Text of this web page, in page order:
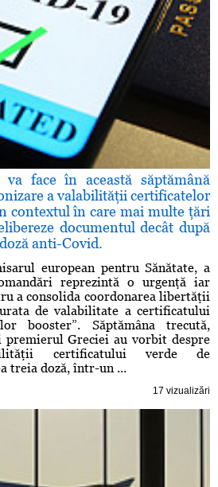
va face în această săptămână
a valabilităţii certificatelor
contextul în care mai multe ţări
documentul decât după
anti-Covid.
european pentru Sănătate, a
reprezintă o urgenţă iar
a consolida coordonarea libertăţii
de valabilitate a certificatului
booster”. Săptămâna trecută,
premierul Greciei au vorbit despre
certificatului verde de
treia doză, într-un ...
17 vizualizări